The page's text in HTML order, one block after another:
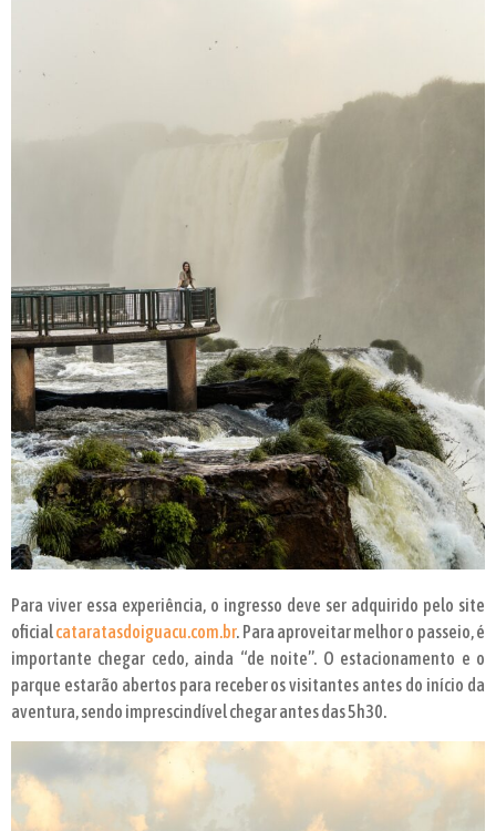
Para viver essa experiência, o ingresso deve ser adquirido pelo site
oficialcataratasdoiguacu.com.br. Para aproveitar melhor o passeio, é
importante chegar cedo, ainda “de noite”. O estacionamento e o
parque estarão abertos para receber os visitantes antes do início da
aventura, sendo imprescindível chegar antes das 5h30.